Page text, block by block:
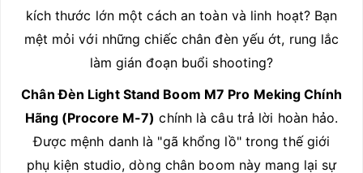
kích thước lớn một cách an toàn và linh hoạt? Bạn
mệt mỏi với những chiếc chân đèn yếu ớt, rung lắc
làm gián đoạn buổi shooting?
Chân Đèn Light Stand Boom M7 Pro Meking Chính
Hãng (Procore M-7) chính là câu trả lời hoàn hảo.
Được mệnh danh là "gã khổng lồ" trong thế giới
phụ kiện studio, dòng chân boom này mang lại sự